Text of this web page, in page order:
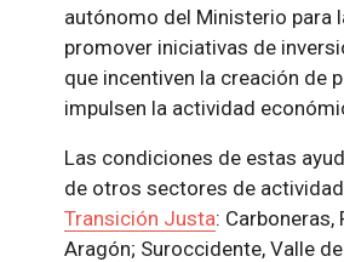
autónomo del Ministerio para
promover iniciativas de
que incentiven la creación de
impulsen la actividad
Las condiciones de estas
de otros sectores de
Transición Justa: Carboneras,
Aragón; Suroccidente, Valle